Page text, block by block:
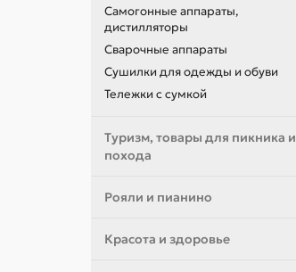
Самогонные аппараты,
дистилляторы
Сварочные аппараты
Сушилки для одежды и обуви
Тележки с сумкой
Туризм, товары для пикника и
похода
Рояли и пианино
Красота и здоровье